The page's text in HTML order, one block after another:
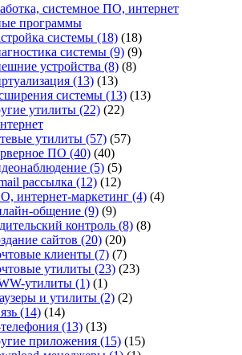
системное ПО, интернет
программы
системы (18) (18)
системы (9) (9)
устройства (8) (8)
(13) (13)
системы (13) (13)
утилиты (22) (22)
утилиты (57) (57)
ПО (40) (40)
(5) (5)
рассылка (12) (12)
интернет-маркетинг (4) (4)
общение (9) (9)
контроль (8) (8)
сайтов (20) (20)
клиенты (7) (7)
утилиты (23) (23)
утилиты (1) (1)
и утилиты (2) (2)
(14) (14)
(13) (13)
приложения (15) (15)